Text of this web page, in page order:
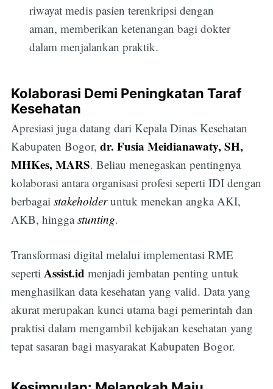
riwayat medis pasien terenkripsi dengan
aman, memberikan ketenangan bagi dokter
dalam menjalankan praktik.
Kolaborasi Demi Peningkatan Taraf
Kesehatan
Apresiasi juga datang dari Kepala Dinas Kesehatan
Kabupaten Bogor, dr. Fusia Meidianawaty, SH,
MHKes, MARS. Beliau menegaskan pentingnya
kolaborasi antara organisasi profesi seperti IDI dengan
berbagai stakeholderuntuk menekan angka AKI,
AKB, hinggastunting.
Transformasi digital melalui implementasi RME
seperti Assist.id menjadi jembatan penting untuk
menghasilkan data kesehatan yang valid. Data yang
akurat merupakan kunci utama bagi pemerintah dan
praktisi dalam mengambil kebijakan kesehatan yang
tepat sasaran bagi masyarakat Kabupaten Bogor.